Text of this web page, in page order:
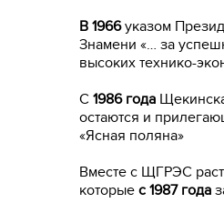
В 1966указом
Знамени «… за
высоких технико-
С 1986 года
остаются и
«Ясная поляна»
Вместе с ЩГРЭС
которые с 1987 года